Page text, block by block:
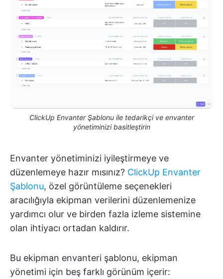
ClickUp Envanter Şablonu ile tedarikçi ve envanter
yönetiminizi basitleştirin
Envanter yönetiminizi iyileştirmeye ve
düzenlemeye hazır mısınız? ClickUp Envanter
Şablonu, özel görüntüleme seçenekleri
aracılığıyla ekipman verilerini düzenlemenize
yardımcı olur ve birden fazla izleme sistemine
olan ihtiyacı ortadan kaldırır.
Bu ekipman envanteri şablonu, ekipman
yönetimi için beş farklı görünüm içerir: